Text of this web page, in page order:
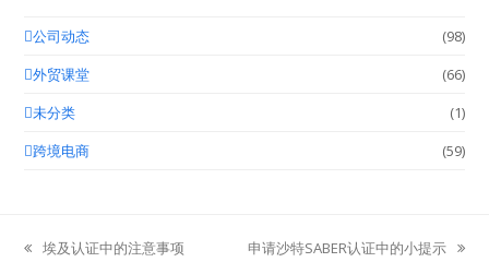
公司动态
(98)
外贸课堂
(66)
未分类
(1)
跨境电商
(59)
previous
埃及认证中的注意事项
next
申请沙特SABER认证中的小提示